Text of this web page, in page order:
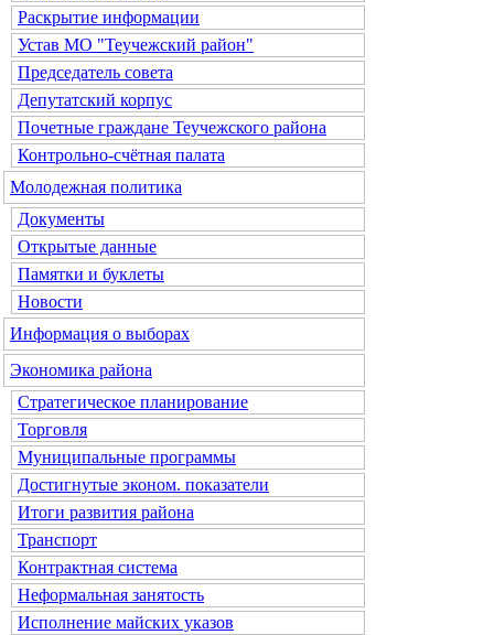
Раскрытие информации
Устав МО "Теучежский район"
Председатель совета
Депутатский корпус
Почетные граждане Теучежского района
Контрольно-счётная палата
Молодежная политика
Документы
Открытые данные
Памятки и буклеты
Новости
Информация о выборах
Экономика района
Стратегическое планирование
Торговля
Муниципальные программы
Достигнутые эконом. показатели
Итоги развития района
Транспорт
Контрактная система
Неформальная занятость
Исполнение майских указов